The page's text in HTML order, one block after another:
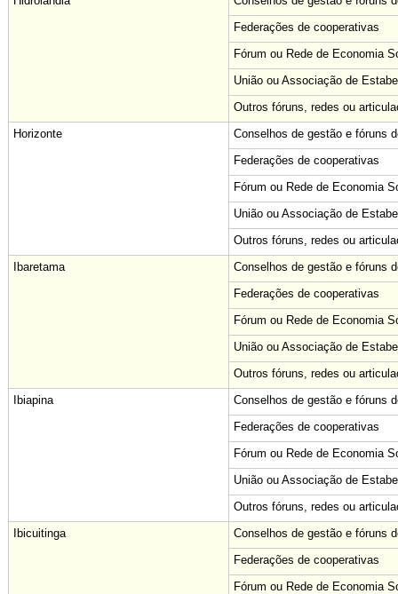
Federações de cooperativas
Fórum ou Rede de Economia
União ou Associação de
Outros fóruns, redes ou
Horizonte
Conselhos de gestão e fóruns
Federações de cooperativas
Fórum ou Rede de Economia
União ou Associação de
Outros fóruns, redes ou
Ibaretama
Conselhos de gestão e fóruns
Federações de cooperativas
Fórum ou Rede de Economia
União ou Associação de
Outros fóruns, redes ou
Ibiapina
Conselhos de gestão e fóruns
Federações de cooperativas
Fórum ou Rede de Economia
União ou Associação de
Outros fóruns, redes ou
Ibicuitinga
Conselhos de gestão e fóruns
Federações de cooperativas
Fórum ou Rede de Economia